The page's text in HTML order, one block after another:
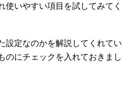
使いやすい項目を試してみてく
設定なのかを解説してくれてい
のにチェックを入れておきまし